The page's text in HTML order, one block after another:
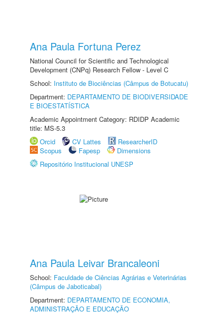
Ana Paula Fortuna Perez
National Council for Scientific and Technological
Development (CNPq) Research Fellow - Level C
School: Instituto de Biociências (Câmpus de Botucatu)
Department: DEPARTAMENTO DE BIODIVERSIDADE
E BIOESTATÍSTICA
Academic Appointment Category: RDIDP Academic
title: MS-5.3
Orcid
CV Lattes
ResearcherID
Scopus
Fapesp
Dimensions
Repositório Institucional UNESP
Ana Paula Leivar Brancaleoni
School: Faculdade de Ciências Agrárias e Veterinárias
(Câmpus de Jaboticabal)
Department: DEPARTAMENTO DE ECONOMIA,
ADMINISTRAÇÃO E EDUCAÇÃO